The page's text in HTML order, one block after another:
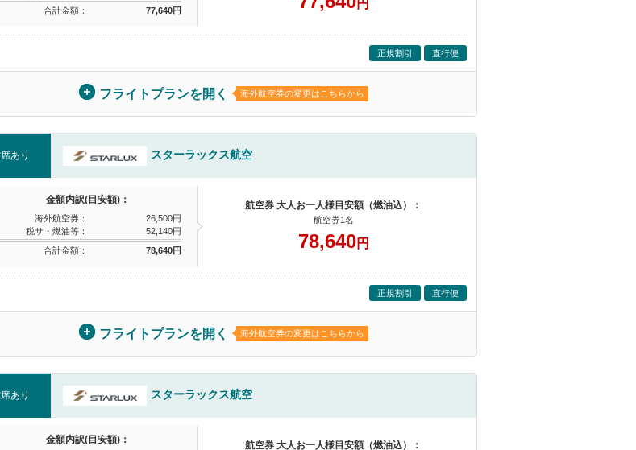
合計金額：
77,640円 円
正規割引 直行便
フライトプランを開く 海外航空券の変更はこちらから
あり スターラックス航空
金額内訳(目安額)：
海外航空券：
26,500円
税サ・燃油等：
52,140円
合計金額：
78,640円
航空券 大人お一人様目安額（燃油込）：
航空券1名
78,640円
正規割引 直行便
フライトプランを開く 海外航空券の変更はこちらから
あり スターラックス航空
金額内訳(目安額)： 航空券 大人お一人様目安額（燃油込）：